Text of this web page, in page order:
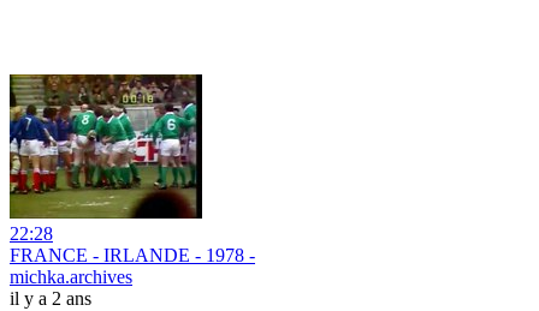
22:28
FRANCE - IRLANDE - 1978 -
michka.archives
il y a 2 ans